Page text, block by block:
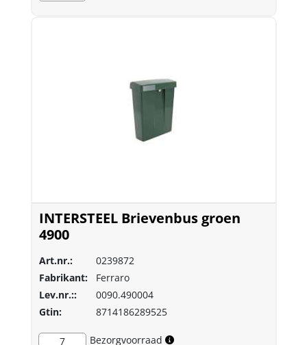
INTERSTEEL Brievenbus groen
4900
Art.nr.:
0239872
Fabrikant:
Ferraro
Lev.nr.::
0090.490004
Gtin:
8714186289525
7
Bezorgvoorraad